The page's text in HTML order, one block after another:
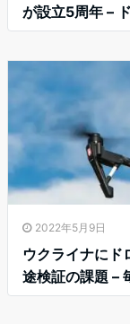
が設立5周年 –
2022年5月9日
ウクライナに
途検証の課題 –